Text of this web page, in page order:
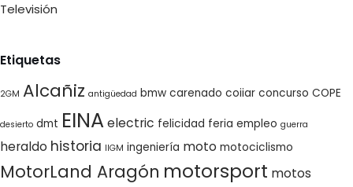
Televisión
Etiquetas
2GM Alcañiz antigüedad bmw carenado coiiar concurso COPE
desierto dmt EINAelectric felicidad feria empleo guerra
heraldo historia IIGM ingeniería moto motociclismo
MotorLand Aragón motorsport motos